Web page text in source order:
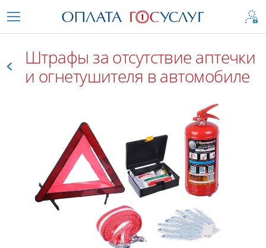
Штрафы за отсутствие аптечки
и огнетушителя в автомобиле